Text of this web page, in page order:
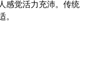
感觉活力充沛。传统
。